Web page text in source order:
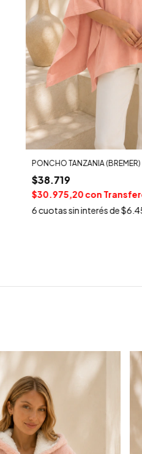
PONCHO TANZANIA (BREMER)
$38.719
$30.975,20con
6cuotas sin interés de